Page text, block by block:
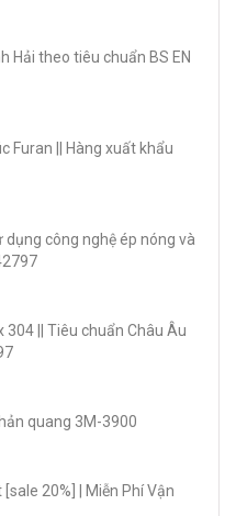
Hải theo tiêu chuẩn BS EN
Furan || Hàng xuất khẩu
công nghệ ép nóng và
|| Tiêu chuẩn Châu Âu
quang 3M-3900
20%] | Miễn Phí Vận